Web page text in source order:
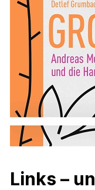
Links –